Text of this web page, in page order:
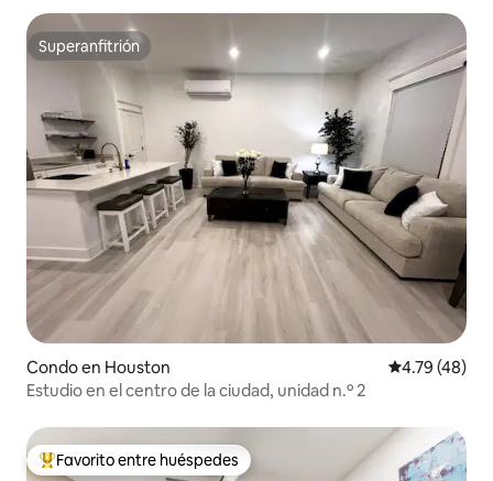
Superanfitrión
Superanfitrión
Condo en Houston Calificación
4.79 (48)
Estudio en el centro de la ciudad, unidad n.º 2
Favorito entre huéspedes preferido
Favorito entre huéspedes